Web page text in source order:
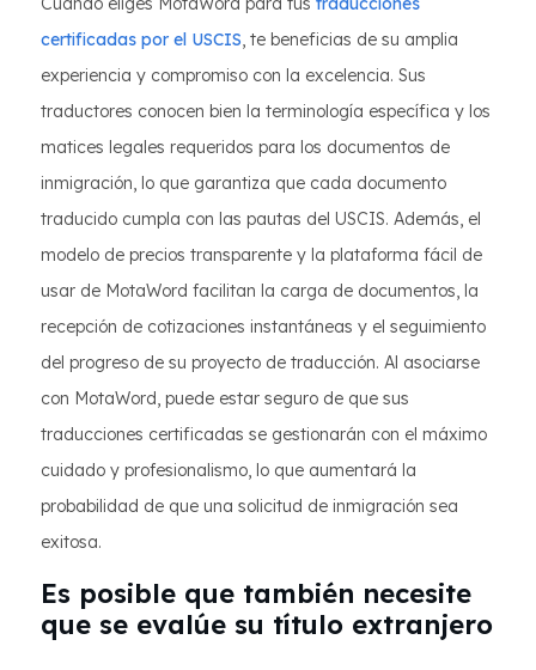
certificadas por el USCIS, te beneficias de su amplia
experiencia y compromiso con la excelencia. Sus
traductores conocen bien la terminología específica y los
matices legales requeridos para los documentos de
inmigración, lo que garantiza que cada documento
traducido cumpla con las pautas del USCIS. Además, el
modelo de precios transparente y la plataforma fácil de
usar de MotaWord facilitan la carga de documentos, la
recepción de cotizaciones instantáneas y el seguimiento
del progreso de su proyecto de traducción. Al asociarse
con MotaWord, puede estar seguro de que sus
traducciones certificadas se gestionarán con el máximo
cuidado y profesionalismo, lo que aumentará la
probabilidad de que una solicitud de inmigración sea
exitosa.
Es posible que también necesite
que se evalúe su título extranjero